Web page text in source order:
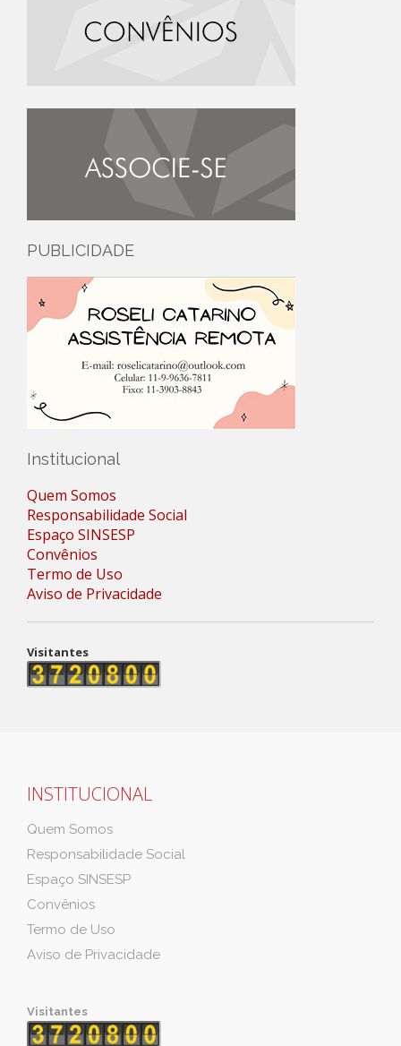
PUBLICIDADE
Institucional
Quem Somos
Responsabilidade Social
Espaço SINSESP
Convênios
Termo de Uso
Aviso de Privacidade
Visitantes
INSTITUCIONAL
Quem Somos
Responsabilidade Social
Espaço SINSESP
Convênios
Termo de Uso
Aviso de Privacidade
Visitantes